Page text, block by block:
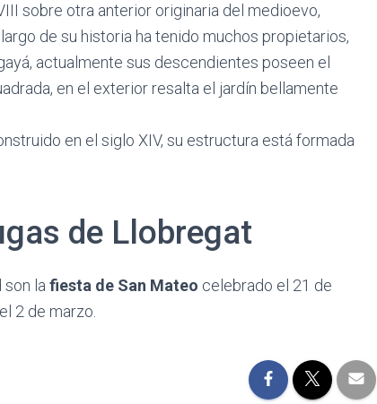
sobre otra anterior originaria del medioevo,
de su historia ha tenido muchos propietarios,
actualmente sus descendientes poseen el
en el exterior resalta el jardín bellamente
en el siglo XIV, su estructura está formada
de Llobregat
la fiesta de San Mateo celebrado el 21 de
el 2 de marzo.